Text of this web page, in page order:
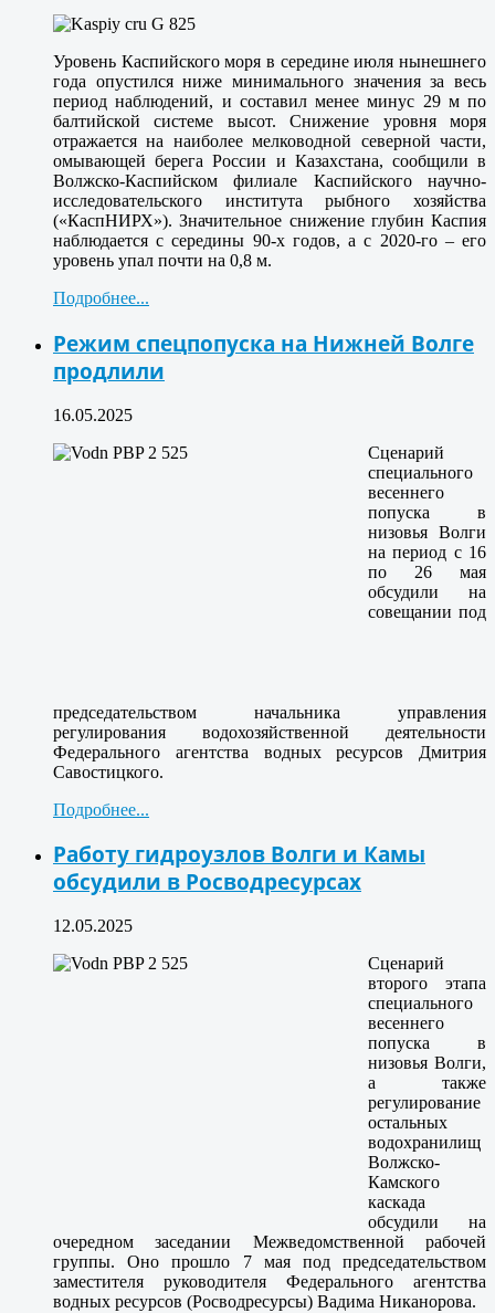
Уровень Каспийского моря в середине июля нынешнего
года опустился ниже минимального значения за весь
период наблюдений, и составил менее минус 29 м по
балтийской системе высот. Снижение уровня моря
отражается на наиболее мелководной северной части,
омывающей берега России и Казахстана, сообщили в
Волжско-Каспийском филиале Каспийского научно-
исследовательского института рыбного хозяйства
(«КаспНИРХ»). Значительное снижение глубин Каспия
наблюдается с середины 90-х годов, а с 2020-го – его
уровень упал почти на 0,8 м.
Подробнее...
Режим спецпопуска на Нижней Волге
продлили
16.05.2025
Сценарий
специального
весеннего
попуска в
низовья Волги
на период с 16
по 26 мая
обсудили на
совещании под
председательством начальника управления
регулирования водохозяйственной деятельности
Федерального агентства водных ресурсов Дмитрия
Савостицкого.
Подробнее...
Работу гидроузлов Волги и Камы
обсудили в Росводресурсах
12.05.2025
Сценарий
второго этапа
специального
весеннего
попуска в
низовья Волги,
а также
регулирование
остальных
водохранилищ
Волжско-
Камского
каскада
обсудили на
очередном заседании Межведомственной рабочей
группы. Оно прошло 7 мая под председательством
заместителя руководителя Федерального агентства
водных ресурсов (Росводресурсы) Вадима Никанорова.